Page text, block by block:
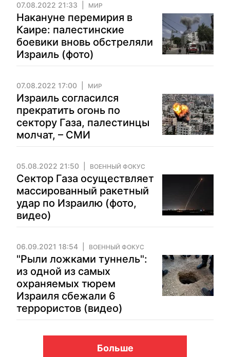
07.08.2022 21:33 МИР
Накануне перемирия в
Каире: палестинские
боевики вновь обстреляли
Израиль (фото)
07.08.2022 17:00 МИР
Израиль согласился
прекратить огонь по
сектору Газа, палестинцы
молчат, – СМИ
05.08.2022 21:50 ВОЕННЫЙ ФОКУС
Сектор Газа осуществляет
массированный ракетный
удар по Израилю (фото,
видео)
06.09.2021 18:54 ВОЕННЫЙ ФОКУС
"Рыли ложками туннель":
из одной из самых
охраняемых тюрем
Израиля сбежали 6
террористов (видео)
Больше